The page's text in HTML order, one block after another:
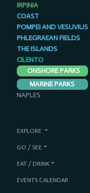
IRPINIA
COAST
POMPEI AND VESUVIUS
PHLEGRAEAN FIELDS
THE ISLANDS
CILENTO
ONSHORE PARKS
MARINE PARKS
NAPLES
EXPLORE
GO / SEE
EAT / DRINK
EVENTS CALENDAR